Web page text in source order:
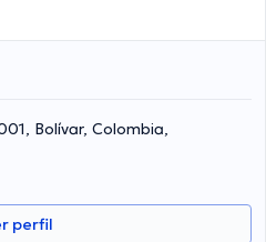
Bolívar, Colombia,
perfil